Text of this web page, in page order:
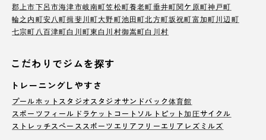
郡上市下呂市海津市岐南町笠松町養老町垂井町関ケ原町神戸町
輪之内町安八町揖斐川町大野町池田町北方町坂祝町富加町川辺町
七宗町八百津町白川町東白川村御嵩町白川村
こだわりでジムを探す
トレーニングしやすさ
プールホットスタジオスタジオサンドバック体育館
スポーツフィールド ラケットコート ソルトピット加圧サイクル
ストレッチスペーススポーツエリア フリーエリア レズミルズ